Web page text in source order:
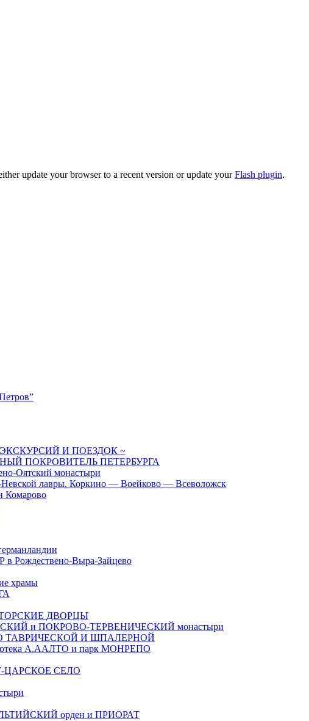
update your browser to a recent version or update yourFlash plugin.
И ПОЕЗДОК ~
ПОКРОВИТЕЛЬ ПЕТЕРБУРГА
Оятский монастыри
лавры. Коркино — Воейково — Всеволожск
Выра-Зайцево
храмы
ДВОРЦЫ
и ПОКРОВО-ТЕРВЕНИЧЕСКИЙ монастыри
ТАВРИЧЕСКОЙ И ШПАЛЕРНОЙ
А.ААЛТО и парк МОНРЕПО
ЦАРСКОЕ СЕЛО
орден и ПРИОРАТ